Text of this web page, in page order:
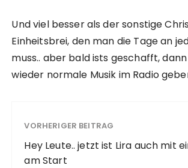
Und viel besser als der sonstige
Einheitsbrei, den man die Tage an
muss.. aber bald ists geschafft,
wieder normale Musik im Radio
VORHERIGER BEITRAG
Hey Leute.. jetzt ist Lira auch mit
am Start